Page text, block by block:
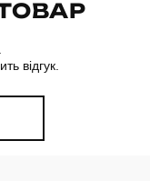
відгук.